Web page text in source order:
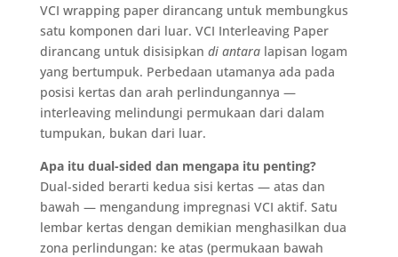
VCI wrapping paper dirancang untuk membungkus
satu komponen dari luar. VCI Interleaving Paper
dirancang untuk disisipkan di antaralapisan logam
yang bertumpuk. Perbedaan utamanya ada pada
posisi kertas dan arah perlindungannya —
interleaving melindungi permukaan dari dalam
tumpukan, bukan dari luar.
Apa itu dual-sided dan mengapa itu penting?
Dual-sided berarti kedua sisi kertas — atas dan
bawah — mengandung impregnasi VCI aktif. Satu
lembar kertas dengan demikian menghasilkan dua
zona perlindungan: ke atas (permukaan bawah